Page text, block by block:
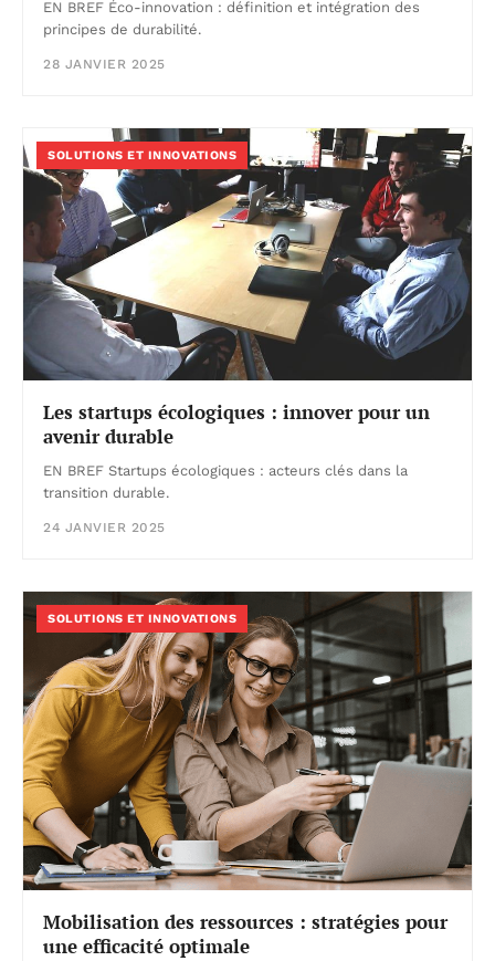
EN BREF Éco-innovation : définition et intégration des
principes de durabilité.
28 JANVIER 2025
SOLUTIONS ET INNOVATIONS
Les startups écologiques : innover pour un
avenir durable
EN BREF Startups écologiques : acteurs clés dans la
transition durable.
24 JANVIER 2025
SOLUTIONS ET INNOVATIONS
Mobilisation des ressources : stratégies pour
une efficacité optimale